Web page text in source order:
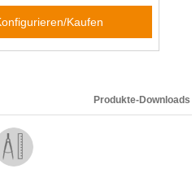
Kaufen
Produkte-Downloads